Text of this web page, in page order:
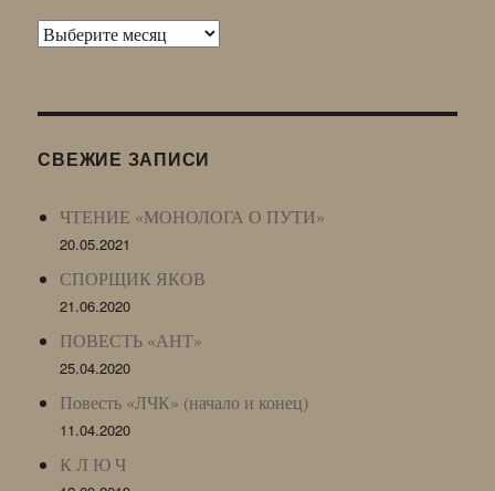
Архив
LJ
СВЕЖИЕ ЗАПИСИ
ЧТЕНИЕ «МОНОЛОГА О ПУТИ»
20.05.2021
СПОРЩИК ЯКОВ
21.06.2020
ПОВЕСТЬ «АНТ»
25.04.2020
Повесть «ЛЧК» (начало и конец)
11.04.2020
К Л Ю Ч